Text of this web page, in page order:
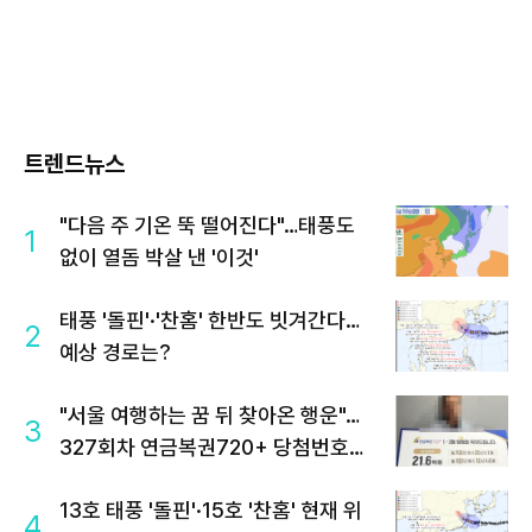
트렌드뉴스
1
"다음 주 기온 뚝 떨어진다"…태풍도
없이 열돔 박살 낸 '이것'
2
태풍 '돌핀'·'찬홈' 한반도 빗겨간다…
예상 경로는?
3
"서울 여행하는 꿈 뒤 찾아온 행운"…
327회차 연금복권720+ 당첨번호조
13호 태풍 '돌핀'·15호 '찬홈' 현재 위